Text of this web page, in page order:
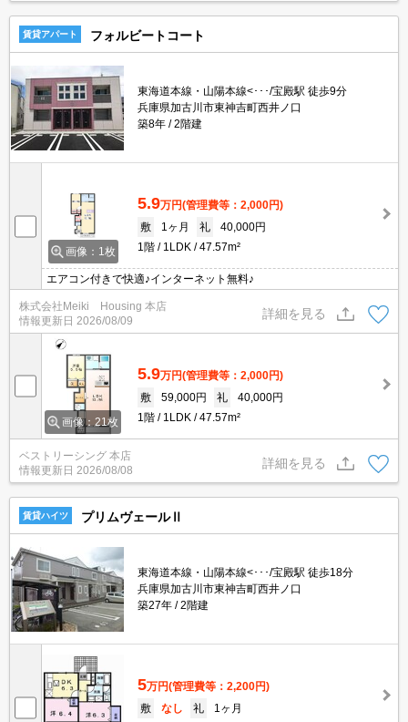
賃貸アパート フォルビートコート
東海道本線・山陽本線<･･･/宝殿駅 徒歩9分
兵庫県加古川市東神吉町西井ノ口
築8年
2階建
画像：1枚
5.9万円(管理費等：2,000円)
敷
1ヶ月 礼
40,000円
1階
1LDK 47.57m²
エアコン付きで快適♪インターネット無料♪
株式会社Meiki Housing 本店
情報更新日 2026/08/09
詳細を見る
画像：21枚
5.9万円(管理費等：2,000円)
敷
59,000円 礼
40,000円
1階
1LDK 47.57m²
ベストリーシング 本店
情報更新日 2026/08/08
詳細を見る
賃貸ハイツ プリムヴェールⅡ
東海道本線・山陽本線<･･･/宝殿駅 徒歩18分
兵庫県加古川市東神吉町西井ノ口
築27年
2階建
5万円(管理費等：2,200円)
敷
なし 礼 1ヶ月